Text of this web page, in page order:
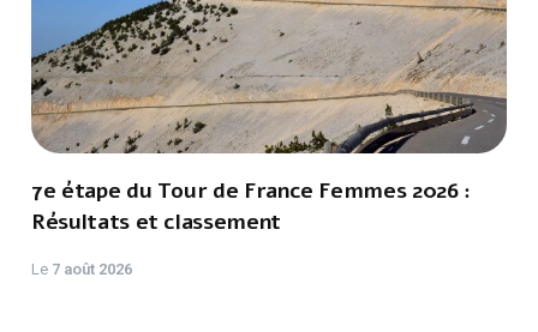
7e étape du Tour de France Femmes 2026 :
Résultats et classement
Le 7 août 2026